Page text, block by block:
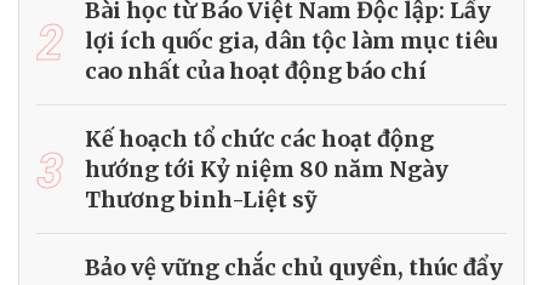
2
Bài học từ Báo Việt Nam Độc lập: Lấy
lợi ích quốc gia, dân tộc làm mục tiêu
cao nhất của hoạt động báo chí
3
Kế hoạch tổ chức các hoạt động
hướng tới Kỷ niệm 80 năm Ngày
Thương binh-Liệt sỹ
Bảo vệ vững chắc chủ quyền, thúc đẩy